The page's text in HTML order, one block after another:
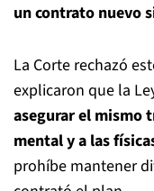
un contrato nuevo
La Corte rechazó
explicaron que la
asegurar el mismo
mental y a las
prohíbe mantener